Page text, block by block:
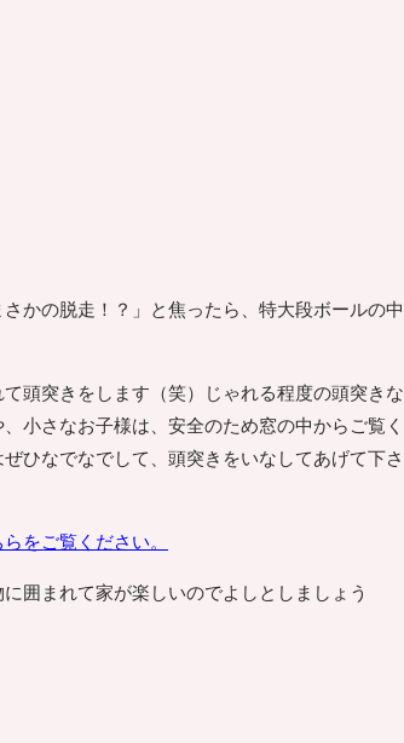
かの脱走！？」と焦ったら、特大段ボールの中
頭突きをします（笑）じゃれる程度の頭突きな
小さなお子様は、安全のため窓の中からご覧く
ひなでなでして、頭突きをいなしてあげて下さ
をご覧ください。
囲まれて家が楽しいのでよしとしましょう